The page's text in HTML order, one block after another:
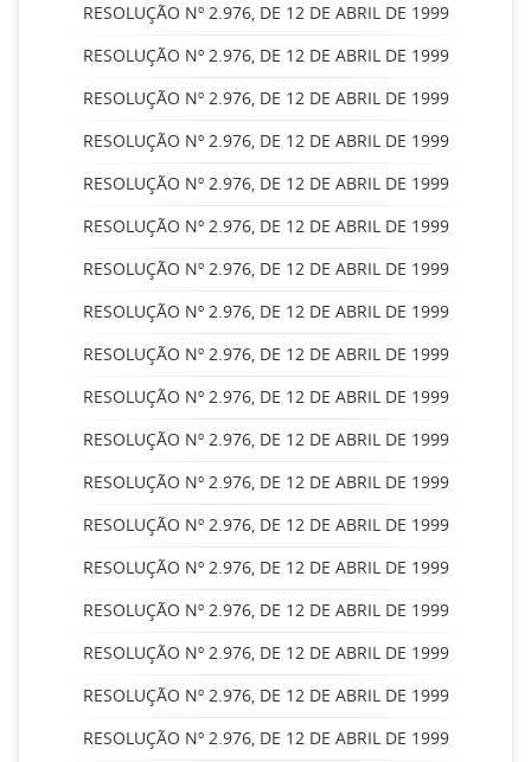
RESOLUÇÃO Nº 2.976, DE 12 DE ABRIL DE 1999
RESOLUÇÃO Nº 2.976, DE 12 DE ABRIL DE 1999
RESOLUÇÃO Nº 2.976, DE 12 DE ABRIL DE 1999
RESOLUÇÃO Nº 2.976, DE 12 DE ABRIL DE 1999
RESOLUÇÃO Nº 2.976, DE 12 DE ABRIL DE 1999
RESOLUÇÃO Nº 2.976, DE 12 DE ABRIL DE 1999
RESOLUÇÃO Nº 2.976, DE 12 DE ABRIL DE 1999
RESOLUÇÃO Nº 2.976, DE 12 DE ABRIL DE 1999
RESOLUÇÃO Nº 2.976, DE 12 DE ABRIL DE 1999
RESOLUÇÃO Nº 2.976, DE 12 DE ABRIL DE 1999
RESOLUÇÃO Nº 2.976, DE 12 DE ABRIL DE 1999
RESOLUÇÃO Nº 2.976, DE 12 DE ABRIL DE 1999
RESOLUÇÃO Nº 2.976, DE 12 DE ABRIL DE 1999
RESOLUÇÃO Nº 2.976, DE 12 DE ABRIL DE 1999
RESOLUÇÃO Nº 2.976, DE 12 DE ABRIL DE 1999
RESOLUÇÃO Nº 2.976, DE 12 DE ABRIL DE 1999
RESOLUÇÃO Nº 2.976, DE 12 DE ABRIL DE 1999
RESOLUÇÃO Nº 2.976, DE 12 DE ABRIL DE 1999